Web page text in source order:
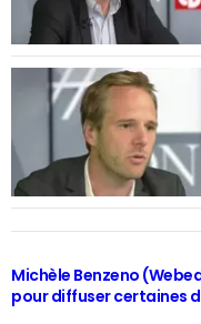
Michèle Benzeno
pour diffuser certaines